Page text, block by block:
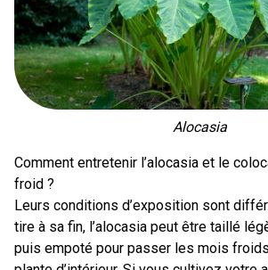
Alocasia
Comment entretenir l’alocasia et le
froid ?
Leurs conditions d’exposition sont
tire à sa fin, l’alocasia peut être taillé
puis empoté pour passer les mois